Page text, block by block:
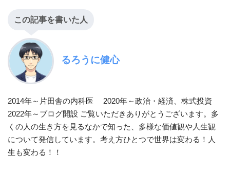
この記事を書いた人
るろうに健心
2014年～片田舎の内科医 2020年～政治・経済、株式投資
2022年～ブログ開設 ご覧いただきありがとうございます。多
くの人の生き方を見るなかで知った、多様な価値観や人生観
について発信しています。考え方ひとつで世界は変わる！人
生も変わる！！